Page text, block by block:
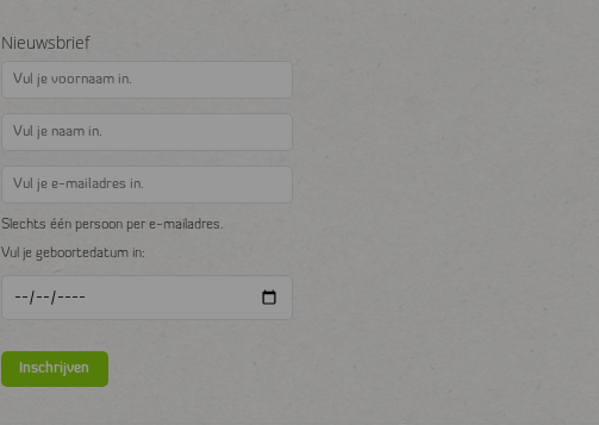
Nieuwsbrief
Slechts één persoon per e-mailadres.
Vul je geboortedatum in: